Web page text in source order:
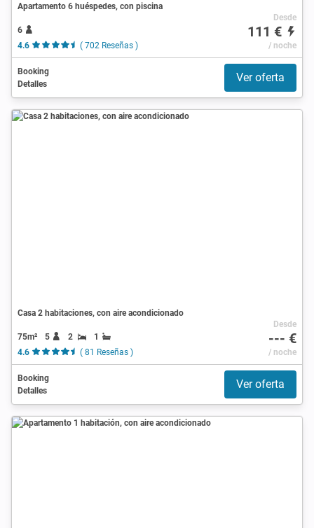
Apartamento 6 huéspedes, con piscina
6
4.6
( 702 Reseñas )
Desde
111 €
/ noche
Booking
Detalles
Ver oferta
Casa 2 habitaciones, con aire acondicionado
75m² 5 2
1
4.6
( 81 Reseñas )
Desde
--- €
/ noche
Booking
Detalles
Ver oferta